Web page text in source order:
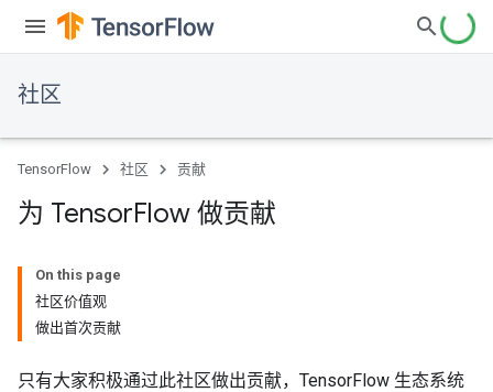
社区
TensorFlow 社区 贡献
为 TensorFlow 做贡献
On this page
社区价值观
做出首次贡献
只有大家积极通过此社区做出贡献，TensorFlow 生态系统